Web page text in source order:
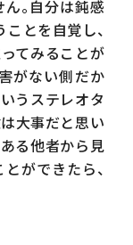
。自分は鈍感
とを自覚し、
てみることが
がない側だか
うステレオタ
大事だと思い
ある他者から見
ができたら、